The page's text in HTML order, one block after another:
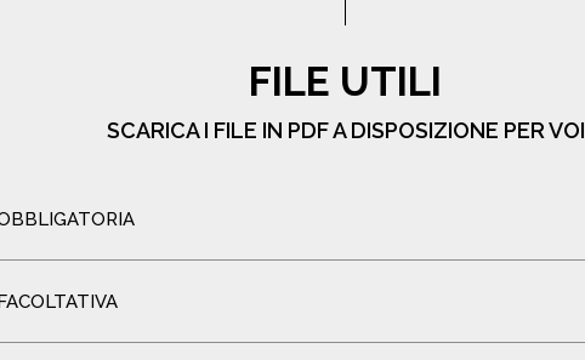
FILE UTILI
SCARICA I FILE IN PDF A DISPOSIZIONE PER VOI